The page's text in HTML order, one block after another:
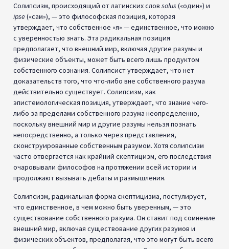
Солипсизм, происходящий от латинских слов solus («один») и
ipse(«сам»), — это философская позиция, которая
утверждает, что собственное «я» — единственное, что можно
с уверенностью знать. Эта радикальная позиция
предполагает, что внешний мир, включая другие разумы и
физические объекты, может быть всего лишь продуктом
собственного сознания. Солипсист утверждает, что нет
доказательств того, что что-либо вне собственного разума
действительно существует. Солипсизм, как
эпистемологическая позиция, утверждает, что знание чего-
либо за пределами собственного разума неопределенно,
поскольку внешний мир и другие разумы нельзя познать
непосредственно, а только через представления,
сконструированные собственным разумом. Хотя солипсизм
часто отвергается как крайний скептицизм, его последствия
очаровывали философов на протяжении всей истории и
продолжают вызывать дебаты и размышления.
Солипсизм, радикальная форма скептицизма, постулирует,
что единственное, в чем можно быть уверенным, — это
существование собственного разума. Он ставит под сомнение
внешний мир, включая существование других разумов и
физических объектов, предполагая, что это могут быть всего